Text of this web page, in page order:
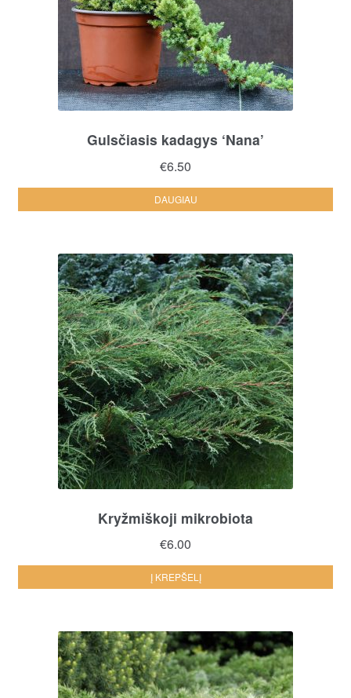
Gulsčiasis kadagys ‘Nana’
€6.50
DAUGIAU
Kryžmiškoji mikrobiota
€6.00
Į KREPŠELĮ